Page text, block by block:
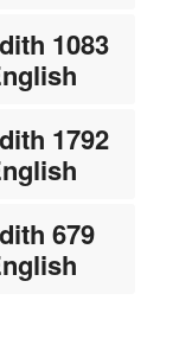
1083
1792
679